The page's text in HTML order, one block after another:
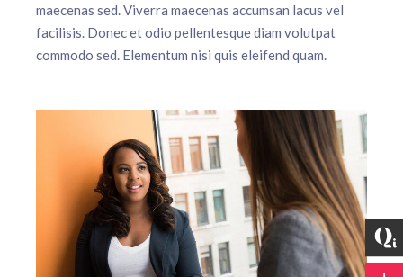
maecenas sed. Viverra maecenas accumsan lacus vel
facilisis. Donec et odio pellentesque diam volutpat
commodo sed. Elementum nisi quis eleifend quam.